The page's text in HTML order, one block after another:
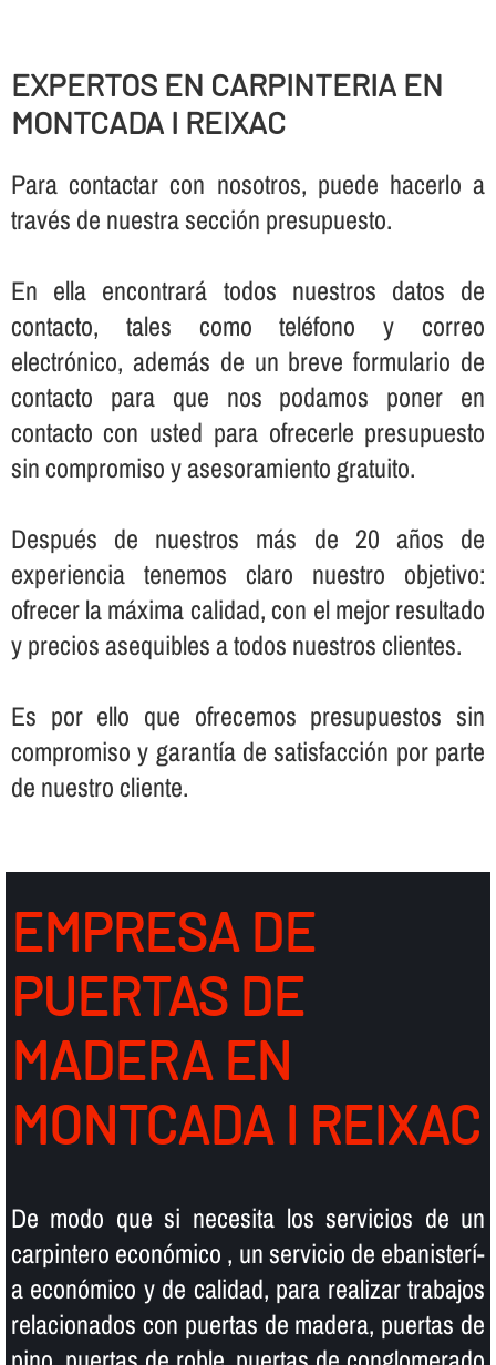
EXPERTOS EN CARPINTERIA EN
MONTCADA I REIXAC
Para contactar con nosotros, puede hacerlo a
través de nuestra sección presupuesto.
En ella encontrará todos nuestros datos de
contacto, tales como teléfono y correo
electrónico, además de un breve formulario de
contacto para que nos podamos poner en
contacto con usted para ofrecerle presupuesto
sin compromiso y asesoramiento gratuito.
Después de nuestros más de 20 años de
experiencia tenemos claro nuestro objetivo:
ofrecer la máxima calidad, con el mejor resultado
y precios asequibles a todos nuestros clientes.
Es por ello que ofrecemos presupuestos sin
compromiso y garantí­a de satisfacción por parte
de nuestro cliente.
EMPRESA DE
PUERTAS DE
MADERA EN
MONTCADA I REIXAC
De modo que si necesita los servicios de un
carpintero económico , un servicio de ebanisterí­
a económico y de calidad, para realizar trabajos
relacionados con puertas de madera, puertas de